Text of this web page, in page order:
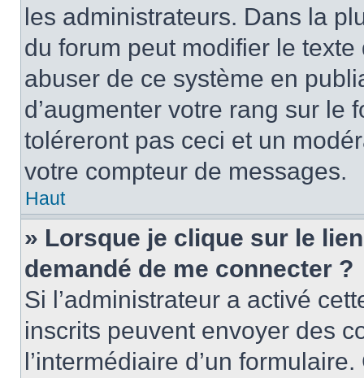
les administrateurs. Dans la
du forum peut modifier le
abuser de ce système en
d’augmenter votre rang sur le
toléreront pas ceci et un
votre compteur de messages.
Haut
» Lorsque je clique sur le
demandé de me connecter ?
Si l’administrateur a activé
inscrits peuvent envoyer des
l’intermédiaire d’un